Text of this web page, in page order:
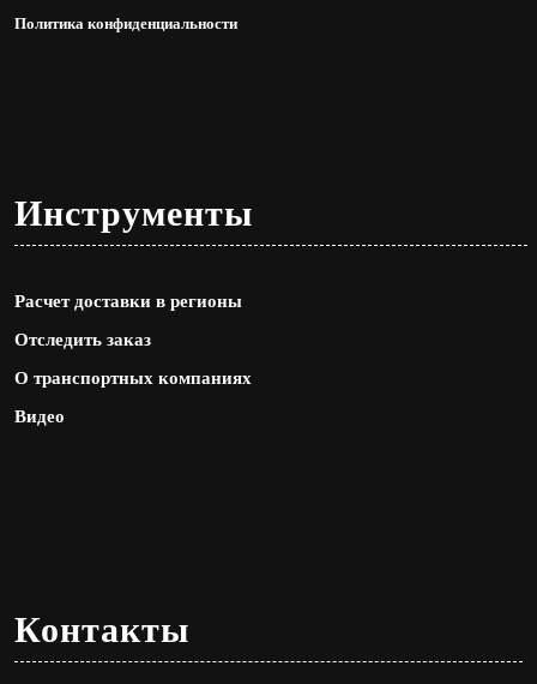
Политика конфиденциальности
Инструменты
Расчет доставки в регионы
Отследить заказ
О транспортных компаниях
Видео
Контакты